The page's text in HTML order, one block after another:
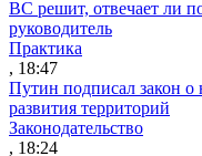
ВС решит, отвечает ли
руководитель
Практика
, 18:47
Путин подписал закон о
развития территорий
Законодательство
, 18:24